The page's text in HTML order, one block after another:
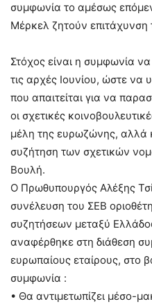
συμφωνία το αμέσως
Μέρκελ ζητούν
Στόχος είναι η συμφωνία
τις αρχές Ιουνίου, ώστε να
που απαιτείται για να
οι σχετικές
μέλη της ευρωζώνης, αλλά
συζήτηση των σχετικών
Βουλή.
Ο Πρωθυπουργός Αλέξης
συνέλευση του ΣΕΒ
συζητήσεων μεταξύ
αναφέρθηκε στη διάθεση
ευρωπαίους εταίρους, στο
συμφωνία :
• Θα αντιμετωπίζει μέσο-